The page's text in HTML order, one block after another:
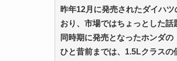
昨年12月に発売されたダイハ
おり、市場ではちょっとした話
同時期に発売となったホンダ
ひと昔前までは、1.5Lクラス